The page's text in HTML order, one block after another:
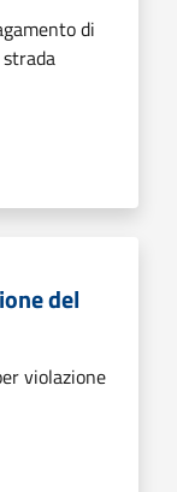
di
del
violazione